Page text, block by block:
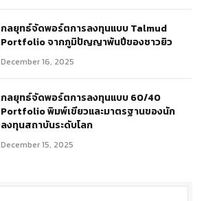
กลยุทธ์จัดพอร์ตการลงทุนแบบ Talmud
Portfolio จากภูมิปัญญาพันปีของชาวยิว
December 16, 2025
กลยุทธ์จัดพอร์ตการลงทุนแบบ 60/40
Portfolio พิมพ์เขียวและมาตรฐานของนัก
ลงทุนสถาบันระดับโลก
December 15, 2025